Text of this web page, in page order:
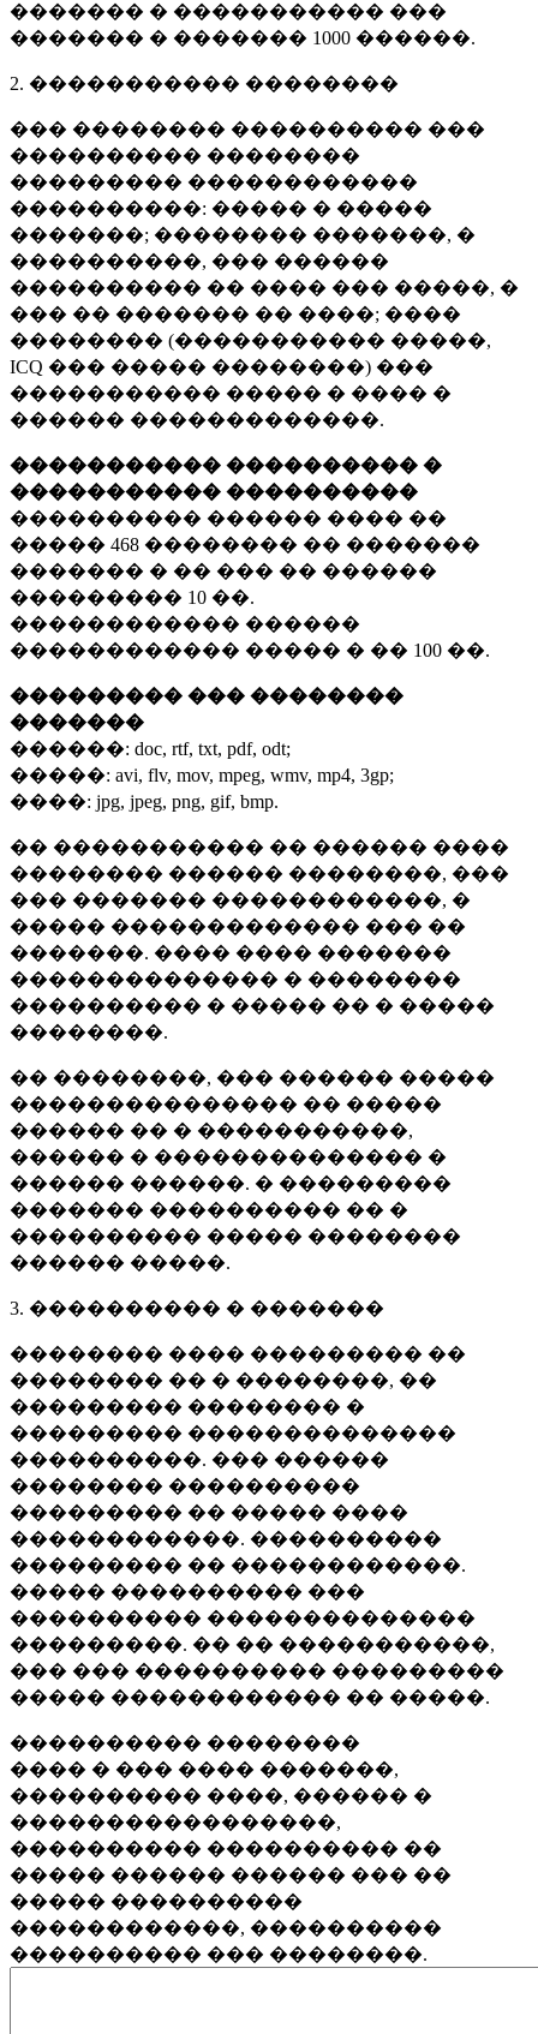
������� � ����������� ���
������� � ������� 1000 ������.
2. ����������� ��������
��� �������� ���������� ���
���������� ��������
��������� ������������
����������: ����� � �����
�������; �������� �������, �
����������, ��� ������
���������� �� ���� ��� �����, �
��� �� ������� �� ����; ����
�������� (����������� �����,
ICQ ��� ����� ��������) ���
����������� ����� � ���� �
������ �������������.
����������� ���������� �
����������� ����������
���������� ������ ���� ��
����� 468 �������� �� �������
������� � �� ��� �� ������
��������� 10 ��.
������������ ������
������������ ����� � �� 100 ��.
��������� ��� ��������
�������
������: doc, rtf, txt, pdf, odt;
�����: avi, flv, mov, mpeg, wmv, mp4, 3gp;
����: jpg, jpeg, png, gif, bmp.
�� ����������� �� ������ ����
�������� ������ ��������, ���
��� ������� ������������, �
����� ������������� ��� ��
�������. ���� ���� �������
�������������� � ��������
���������� � ����� �� � �����
��������.
�� ��������, ��� ������ �����
��������������� �� �����
������ �� � �����������,
������ � �������������� �
������ ������. � ���������
������� ���������� �� �
���������� ����� ��������
������ �����.
3. ���������� � �������
�������� ���� ��������� ��
�������� �� � ��������, ��
��������� �������� �
��������� ��������������
����������. ��� ������
�������� ����������
��������� �� ����� ����
������������. ����������
��������� �� ������������.
����� ���������� ���
���������� ��������������
���������. �� �� �����������,
��� ��� ���������� ���������
����� ������������ �� �����.
���������� ��������
���� � ��� ���� �������,
���������� ����, ������ �
�����������������,
���������� ���������� ��
����� ������ ������ ��� ��
����� ����������
������������, ����������
���������� ��� ��������.